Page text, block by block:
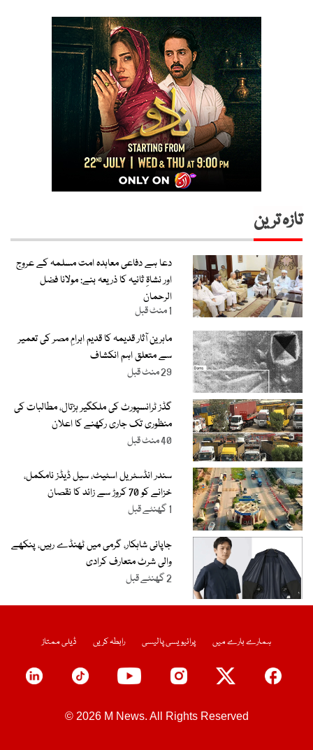
تازہ ترین
دعا ہے دفاعی معاہدہ امت مسلمہ کے عروج
اور نشاۃِ ثانیہ کا ذریعہ بنے: مولانا فضل
الرحمان
1 منٹ قبل
ماہرین آثار قدیمہ کا قدیم اہرامِ مصر کی تعمیر
سے متعلق اہم انکشاف
29 منٹ قبل
گڈز ٹرانسپورٹ کی ملکگیر ہڑتال، مطالبات کی
منظوری تک جاری رکھنے کا اعلان
40 منٹ قبل
سندر انڈسٹریل اسٹیٹ، سیل ڈیڈز نامکمل،
خزانے کو 70 کروڑ سے زائد کا نقصان
1 گھنٹے قبل
جاپانی شاہکار، گرمی میں ٹھنڈے رہیں، پنکھے
والی شرٹ متعارف کرادی
2 گھنٹے قبل
ہمارے بارے میں پرائیویسی پالیسی رابطہ کریں ڈیلی ممتاز
© 2026 M News. All Rights Reserved